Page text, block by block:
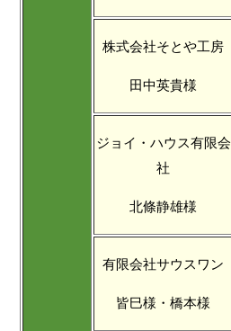
株式会社そとや工房
田中英貴様
ジョイ・ハウス有限会
社
北條静雄様
有限会社サウスワン
皆巳様・橋本様